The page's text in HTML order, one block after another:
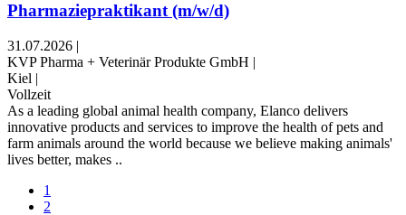
Pharmaziepraktikant (m/w/d)
31.07.2026 |
KVP Pharma + Veterinär Produkte GmbH |
Kiel |
Vollzeit
As a leading global animal health company, Elanco delivers
innovative products and services to improve the health of pets and
farm animals around the world because we believe making animals'
lives better, makes ..
1
2